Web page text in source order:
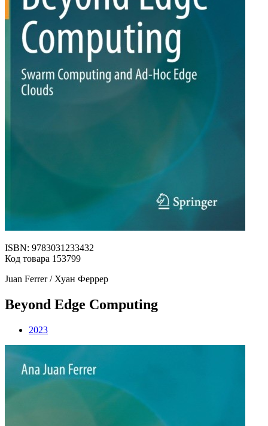
ISBN: 9783031233432
Код товара 153799
Juan Ferrer / Хуан Феррер
Beyond Edge Computing
2023